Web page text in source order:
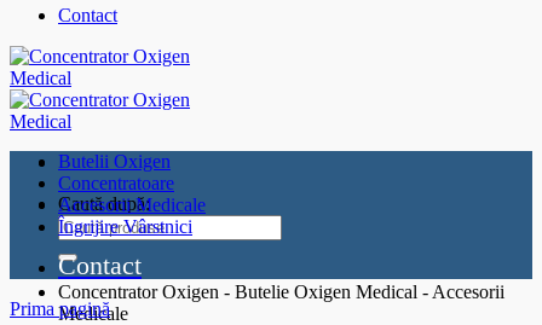
Contact
Caută după:
Concentrator Oxigen - Butelie Oxigen Medical - Accesorii
Medicale
Butelii Oxigen
Concentratoare
Accesorii Medicale
Îngrijire Vârstnici
Contact
Prima pagină